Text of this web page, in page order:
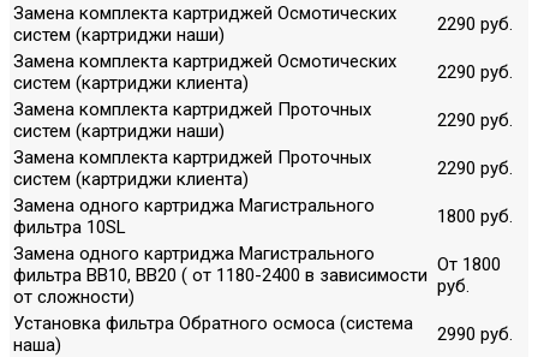
Замена комплекта картриджей Осмотических
систем (картриджи наши)
2290 руб.
Замена комплекта картриджей Осмотических
систем (картриджи клиента)
2290 руб.
Замена комплекта картриджей Проточных
систем (картриджи наши)
2290 руб.
Замена комплекта картриджей Проточных
систем (картриджи клиента)
2290 руб.
Замена одного картриджа Магистрального
фильтра 10SL
1800 руб.
Замена одного картриджа Магистрального
фильтра ВВ10, ВВ20 ( от 1180-2400 в зависимости
от сложности)
От 1800
руб.
Установка фильтра Обратного осмоса (система
наша)
2990 руб.